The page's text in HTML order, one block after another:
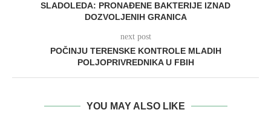
SLADOLEDA: PRONAĐENE BAKTERIJE IZNAD
DOZVOLJENIH GRANICA
next post
POČINJU TERENSKE KONTROLE MLADIH
POLJOPRIVREDNIKA U FBIH
YOU MAY ALSO LIKE